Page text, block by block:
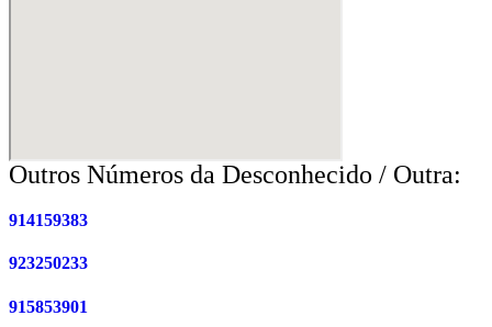
Outros Números da Desconhecido / Outra:
914159383
923250233
915853901